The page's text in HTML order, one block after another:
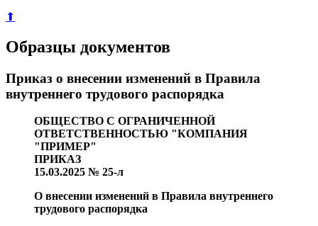
⬆
Образцы документов
Приказ о внесении изменений в Правила
внутреннего трудового распорядка
ОБЩЕСТВО С ОГРАНИЧЕННОЙ
ОТВЕТСТВЕННОСТЬЮ "КОМПАНИЯ
"ПРИМЕР"
ПРИКАЗ
15.03.2025 № 25-л
О внесении изменений в Правила внутреннего
трудового распорядка